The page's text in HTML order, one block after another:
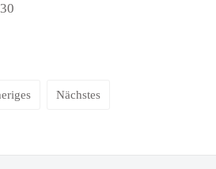
Nächstes